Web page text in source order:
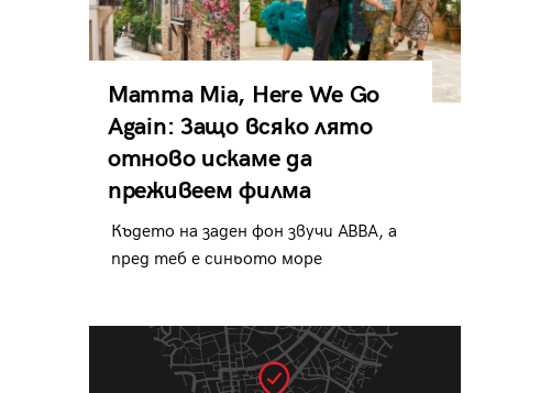
Mamma Mia, Here We Go
Again: Защо всяко лято
отново искаме да
преживеем филма
Където на заден фон звучи ABBA, а
пред теб е синьото море